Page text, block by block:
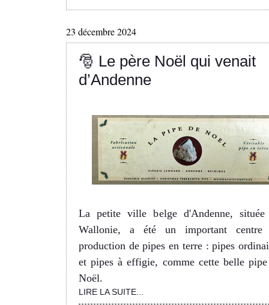
23 décembre 2024
🎅 Le père Noël qui venait
d’Andenne
La petite ville belge d'Andenne, située
Wallonie, a été un important centre
production de pipes en terre : pipes
et pipes à effigie, comme cette belle
Noël.
LIRE LA SUITE...